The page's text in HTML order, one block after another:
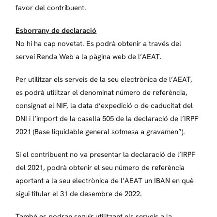
favor del contribuent.
Esborrany de declaració
No hi ha cap novetat. Es podrà obtenir a través del
servei Renda Web a la pàgina web de l’AEAT.
Per utilitzar els serveis de la seu electrònica de l’AEAT,
es podrà utilitzar el denominat número de referència,
consignat el NIF, la data d’expedició o de caducitat del
DNI i l’import de la casella 505 de la declaració de l’IRPF
2021 (Base liquidable general sotmesa a gravamen”).
Si el contribuent no va presentar la declaració de l’IRPF
del 2021, podrà obtenir el seu número de referència
aportant a la seu electrònica de l’AEAT un IBAN en què
sigui titular el 31 de desembre de 2022.